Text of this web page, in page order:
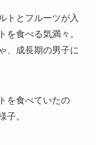
トとフルーツが入
を食べる気満々。
、成長期の男子に
を食べていたの
子。